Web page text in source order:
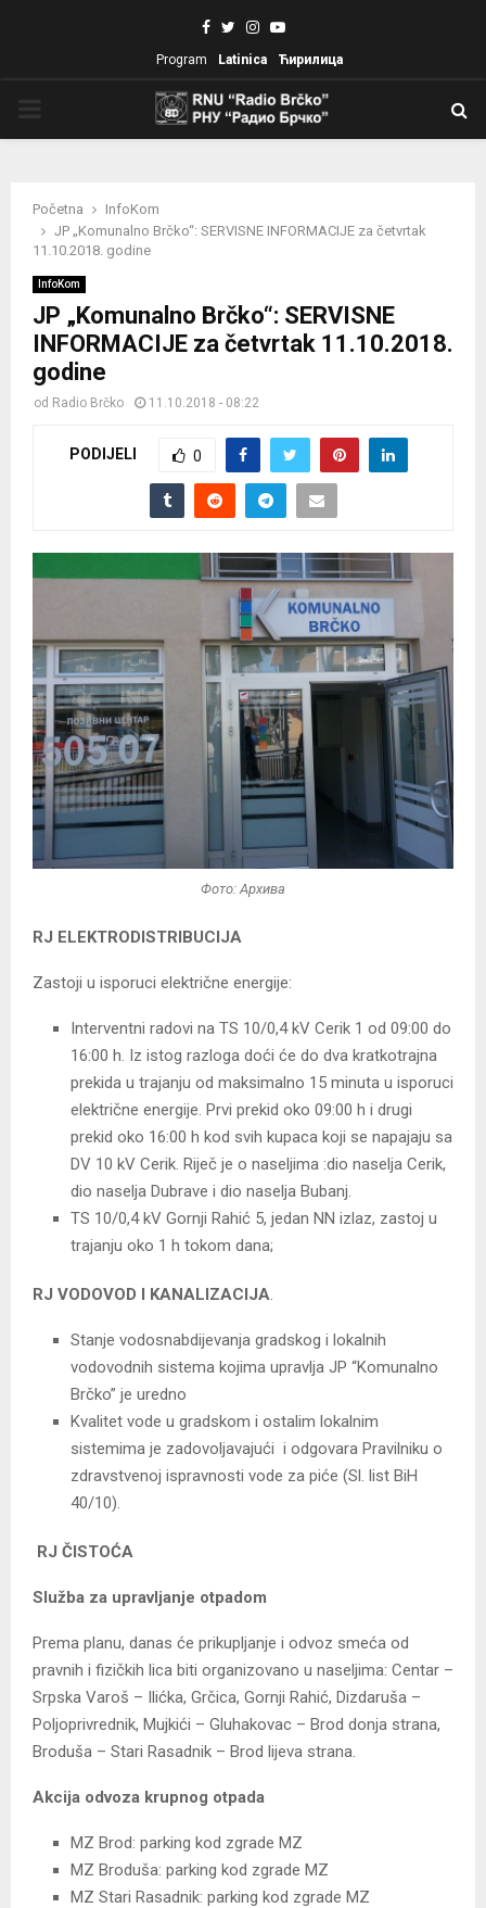
Facebook
TwitterInstagram
Youtube
Program Latinica Ћирилица
Početna
InfoKom
JP „Komunalno Brčko“: SERVISNE INFORMACIJE za četvrtak
11.10.2018. godine
InfoKom
JP „Komunalno Brčko“: SERVISNE
INFORMACIJE za četvrtak 11.10.2018.
godine
od Radio Brčko 11.10.2018 - 08:22
PODIJELI 0
Фото: Архива
RJ ELEKTRODISTRIBUCIJA
Zastoji u isporuci električne energije:
Interventni radovi na TS 10/0,4 kV Cerik 1 od 09:00 do
16:00 h. Iz istog razloga doći će do dva kratkotrajna
prekida u trajanju od maksimalno 15 minuta u isporuci
električne energije. Prvi prekid oko 09:00 h i drugi
prekid oko 16:00 h kod svih kupaca koji se napajaju sa
DV 10 kV Cerik. Riječ je o naseljima :dio naselja Cerik,
dio naselja Dubrave i dio naselja Bubanj.
TS 10/0,4 kV Gornji Rahić 5, jedan NN izlaz, zastoj u
trajanju oko 1 h tokom dana;
RJ VODOVOD I KANALIZACIJA
Stanje vodosnabdijevanja gradskog i lokalnih
vodovodnih sistema kojima upravlja JP “Komunalno
Brčko” je uredno
Kvalitet vode u gradskom i ostalim lokalnim
sistemima je zadovoljavajući i odgovara Pravilniku o
zdravstvenoj ispravnosti vode za piće (Sl. list BiH
40/10).
RJ ČISTOĆA
Služba za upravljanje otpadom
Prema planu, danas će prikupljanje i odvoz smeća od
pravnih i fizičkih lica biti organizovano u naseljima: Centar –
Srpska Varoš – Ilićka, Grčica, Gornji Rahić, Dizdaruša –
Poljoprivrednik, Mujkići – Gluhakovac – Brod donja strana,
Broduša – Stari Rasadnik – Brod lijeva strana.
Akcija odvoza krupnog otpada
MZ Brod: parking kod zgrade MZ
MZ Broduša: parking kod zgrade MZ
MZ Stari Rasadnik: parking kod zgrade MZ